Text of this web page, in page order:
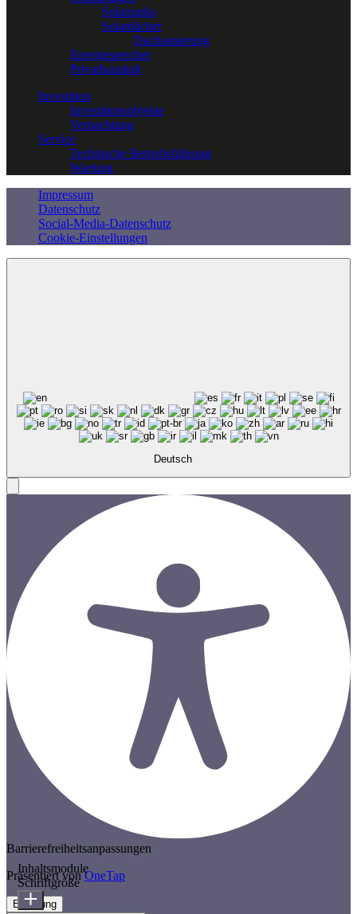
Solarparks
Solardächer
Dachsanierung
Energiespeicher
Privathaushalt
Investition
Investitionsobjekte
Verpachtung
Service
Technische Betriebsführung
Wartung
Impressum
Datenschutz
Social-Media-Datenschutz
Cookie-Einstellungen
Deutsch
Barrierefreiheitsanpassungen
Präsentiert vonOneTap
Erklärung
Inhaltsmodule
Schriftgröße